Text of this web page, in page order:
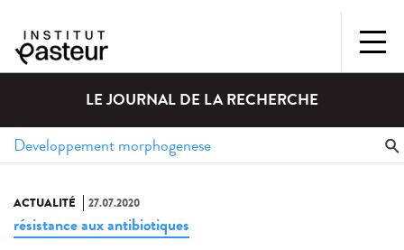
LE JOURNAL DE LA RECHERCHE
ACTUALITÉ 27.07.2020
résistance aux antibiotiques